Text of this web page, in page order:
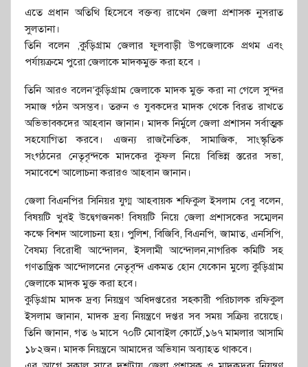
এতে প্রধান অতিথি হিসেবে বক্তব্য রাখেন জেলা প্রশাসক নুসরাত
সুলতানা।
তিনি বলেন ,কুড়িগ্রাম জেলার ফুলবাড়ী উপজেলাকে প্রথম এবং
পর্যায়ক্রমে পুরো জেলাকে মাদকমুক্ত করা হবে ।
তিনি আরও বলেন’কুড়িগ্রাম জেলাকে মাদক মুক্ত করা না গেলে সুন্দর
সমাজ গঠন অসম্ভব। তরুন ও যুবকদের মাদক থেকে বিরত রাখতে
অভিভাবকদের আহবান জানান। মাদক নির্মুলে জেলা প্রশাসন সর্বাত্মক
সহযোগিতা করবে। এজন্য রাজনৈতিক, সামাজিক, সাংস্কৃতিক
সংগঠনের নেতৃবৃন্দকে মাদকের কুফল নিয়ে বিভিন্ন স্তরের সভা,
সমাবেশে আলোচনা করারও আহবান জানান।
জেলা বিএনপির সিনিয়র যুগ্ম আহবায়ক শফিকুল ইসলাম বেবু বলেন,
বিষয়টি খুবই উদ্বেগজনক! বিষয়টি নিয়ে জেলা প্রশাসকের সম্মেলন
কক্ষে বিশদ আলোচনা হয়। পুলিশ, বিজিবি, বিএনপি, জামাত, এনসিপি,
বৈষম্য বিরোধী আন্দোলন, ইসলামী আন্দোলন,নাগরিক কমিটি সহ
গণতান্ত্রিক আন্দোলনের নেতৃবৃন্দ একমত হোন যেকোন মুল্যে কুড়িগ্রাম
জেলাকে মাদক মুক্ত করা হবে।
কুড়িগ্রাম মাদক দ্রব্য নিয়ন্ত্রণ অধিদপ্তরের সহকারী পরিচালক রফিকুল
ইসলাম জানান, মাদক দ্রব্য নিয়ন্ত্রণে দপ্তর সব সময় সক্রিয় রয়েছে।
তিনি জানান, গত ৬ মাসে ৭০টি মোবাইল কোর্টে,১৬৭ মামলার আসামি
১৮২জন। মাদক নিয়ন্ত্রনে আমাদের অভিযান অব্যাহত থাকবে।